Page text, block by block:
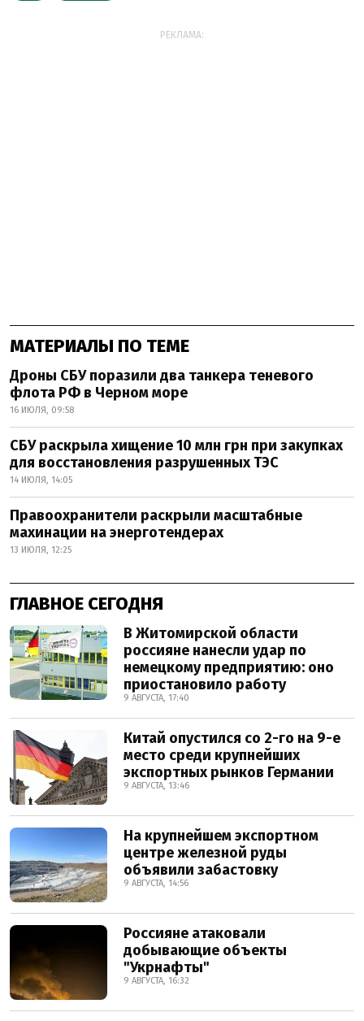
РЕКЛАМА:
МАТЕРИАЛЫ ПО ТЕМЕ
Дроны СБУ поразили два танкера теневого
флота РФ в Черном море
16 ИЮЛЯ, 09:58
СБУ раскрыла хищение 10 млн грн при закупках
для восстановления разрушенных ТЭС
14 ИЮЛЯ, 14:05
Правоохранители раскрыли масштабные
махинации на энерготендерах
13 ИЮЛЯ, 12:25
ГЛАВНОЕ СЕГОДНЯ
В Житомирской области
россияне нанесли удар по
немецкому предприятию: оно
приостановило работу
9 АВГУСТА, 17:40
Китай опустился со 2-го на 9-е
место среди крупнейших
экспортных рынков Германии
9 АВГУСТА, 13:46
На крупнейшем экспортном
центре железной руды
объявили забастовку
9 АВГУСТА, 14:56
Россияне атаковали
добывающие объекты
"Укрнафты"
9 АВГУСТА, 16:32